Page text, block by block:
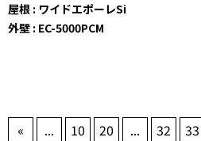
屋根 : ワイドエポーレSi
外壁 : EC-5000PCM
« ... 10 20 ... 32 33